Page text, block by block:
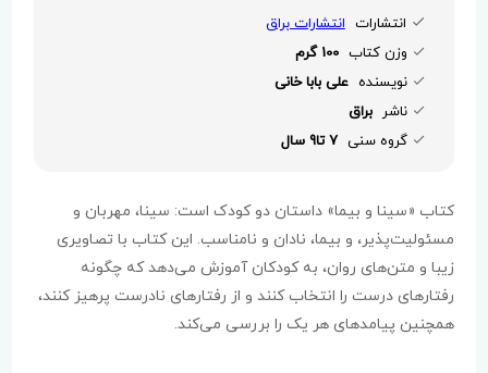
انتشارات انتشارات براق
وزن کتاب 100 گرم
نویسنده علی بابا خانی
ناشر براق
گروه سنی 7 تا9 سال
کتاب «سینا و بیما» داستان دو کودک است: سینا، مهربان و
مسئولیت‌پذیر، و بیما، نادان و نامناسب. این کتاب با تصاویری
زیبا و متن‌های روان، به کودکان آموزش می‌دهد که چگونه
رفتارهای درست را انتخاب کنند و از رفتارهای نادرست پرهیز کنند،
همچنین پیامدهای هر یک را بررسی می‌کند.